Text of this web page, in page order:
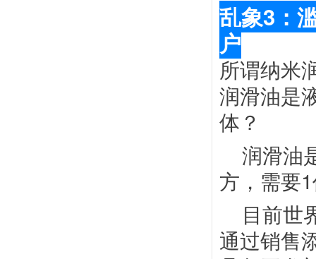
乱象3：
户
所谓纳米
润滑油是
体？
润滑油
方，需要
目前世
通过销售